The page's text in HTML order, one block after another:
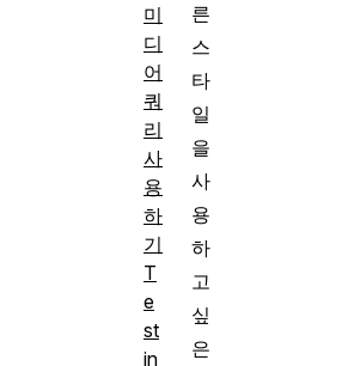
른
스
타
일
을
사
용
하
고
싶
은
미
디
어
쿼
리
사
용
하
기
T
e
st
in